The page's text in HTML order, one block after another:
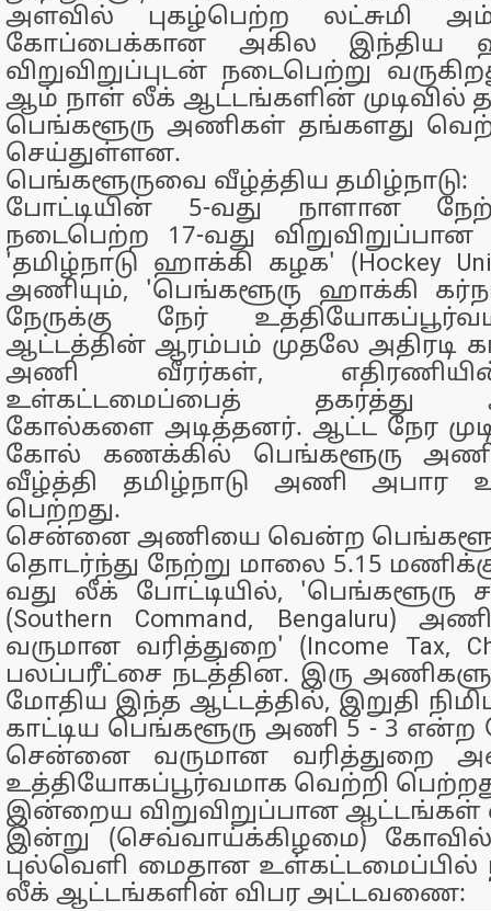
அளவில் புகழ்பெற்ற லட்சுமி
கோப்பைக்கான அகில இந்திய
விறுவிறுப்புடன் நடைபெற்று
ஆம் நாள் லீக் ஆட்டங்களின் முடிவில்
பெங்களூரு அணிகள் தங்களது
செய்துள்ளன.
பெங்களூருவை வீழ்த்திய தமிழ்நாடு:
போட்டியின் 5-வது நாளான
நடைபெற்ற 17-வது
'தமிழ்நாடு ஹாக்கி கழக' (Hockey
அணியும், 'பெங்களூரு ஹாக்கி
நேருக்கு நேர்
ஆட்டத்தின் ஆரம்பம் முதலே அதிரடி
அணி வீரர்கள்,
உள்கட்டமைப்பைத் தகர்த்து
கோல்களை அடித்தனர். ஆட்ட நேர
கோல் கணக்கில் பெங்களூரு
வீழ்த்தி தமிழ்நாடு அணி அபார
பெற்றது.
சென்னை அணியை வென்ற
தொடர்ந்து நேற்று மாலை 5.15
வது லீக் போட்டியில்,
(Southern Command, Bengaluru)
வருமான வரித்துறை' (Income Tax,
பலப்பரீட்சை நடத்தின. இரு
மோதிய இந்த ஆட்டத்தில், இறுதி
காட்டிய பெங்களூரு அணி 5 - 3
சென்னை வருமான வரித்துறை
உத்தியோகப்பூர்வமாக வெற்றி
இன்றைய விறுவிறுப்பான ஆட்டங்கள்
இன்று (செவ்வாய்க்கிழமை)
புல்வெளி மைதான
லீக் ஆட்டங்களின் விபர அட்டவணை: